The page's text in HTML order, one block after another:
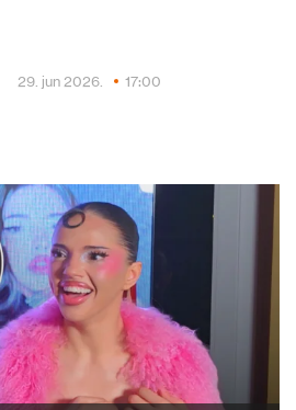
29. jun 2026. 17:00